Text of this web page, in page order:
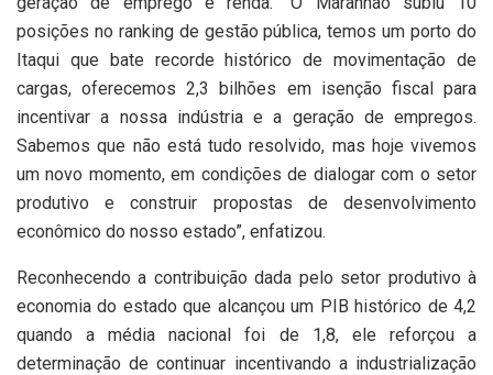
posições no ranking de gestão pública, temos um porto do
Itaqui que bate recorde histórico de movimentação de
cargas, oferecemos 2,3 bilhões em isenção fiscal para
incentivar a nossa indústria e a geração de empregos.
Sabemos que não está tudo resolvido, mas hoje vivemos
um novo momento, em condições de dialogar com o setor
produtivo e construir propostas de desenvolvimento
econômico do nosso estado”, enfatizou.
Reconhecendo a contribuição dada pelo setor produtivo à
economia do estado que alcançou um PIB histórico de 4,2
quando a média nacional foi de 1,8, ele reforçou a
determinação de continuar incentivando a industrialização